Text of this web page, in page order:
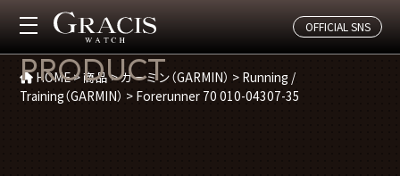
OFFICIAL SNS
商品紹介
PRODUCT
HOME>商品>ガーミン（GARMIN） > Running /
Training（GARMIN） > Forerunner 70 010-04307-35